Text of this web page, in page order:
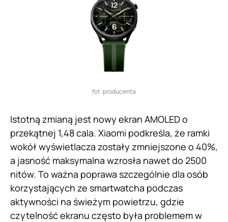
fot. producenta
Istotną zmianą jest nowy ekran AMOLED o
przekątnej 1,48 cala. Xiaomi podkreśla, że ramki
wokół wyświetlacza zostały zmniejszone o 40%,
a jasność maksymalna wzrosła nawet do 2500
nitów. To ważna poprawa szczególnie dla osób
korzystających ze smartwatcha podczas
aktywności na świeżym powietrzu, gdzie
czytelność ekranu często była problemem w